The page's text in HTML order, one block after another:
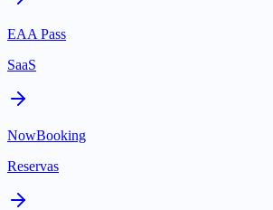
EAA Pass
SaaS
NowBooking
Reservas